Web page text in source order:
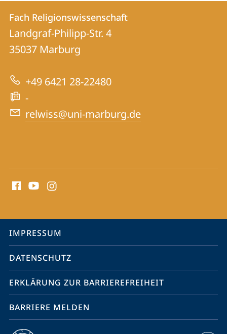
Kontakt
und
Informationen
zur
Website
Kontaktinformationen
Fach
Religionswissenschaft
Fach Religionswissenschaft
Landgraf-Philipp-Str. 4
35037 Marburg
+49 6421 28-22480
-
relwiss@uni-marburg.de
Media
Service-
Navigation
IMPRESSUM
DATENSCHUTZ
ERKLÄRUNG ZUR BARRIEREFREIHEIT
BARRIERE MELDEN